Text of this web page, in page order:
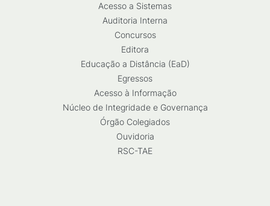
Acesso a Sistemas
Auditoria Interna
Concursos
Editora
Educação a Distância (EaD)
Egressos
Acesso à Informação
Núcleo de Integridade e Governança
Órgão Colegiados
Ouvidoria
RSC-TAE